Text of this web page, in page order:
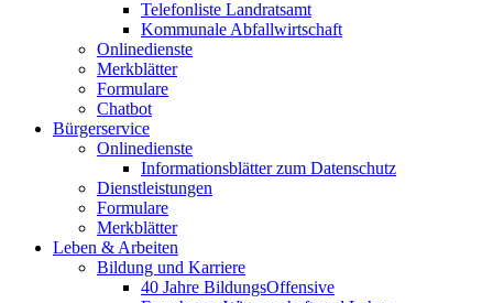
Telefonliste Landratsamt
Kommunale Abfallwirtschaft
Onlinedienste
Merkblätter
Formulare
Chatbot
Bürgerservice
Onlinedienste
Informationsblätter zum Datenschutz
Dienstleistungen
Formulare
Merkblätter
Leben & Arbeiten
Bildung und Karriere
40 Jahre BildungsOffensive